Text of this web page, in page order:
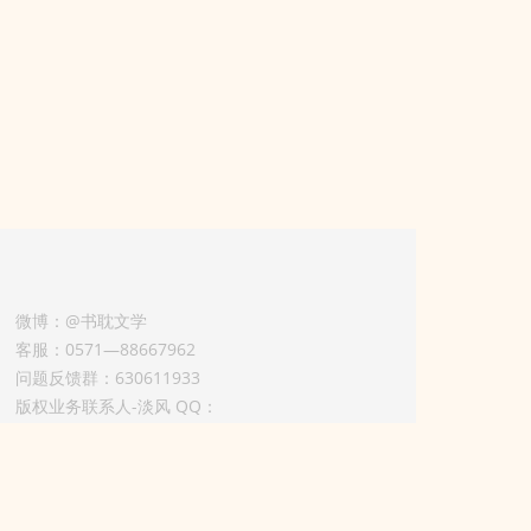
微博：@书耽文学
客服：0571—88667962
问题反馈群：630611933
版权业务联系人-淡风 QQ：